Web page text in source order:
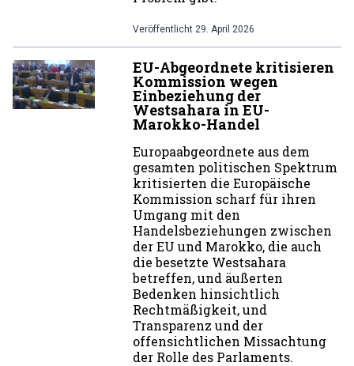
Veröffentlicht 29. April 2026
EU-Abgeordnete kritisieren
Kommission wegen
Einbeziehung der
Westsahara in EU-
Marokko-Handel
Europaabgeordnete aus dem
gesamten politischen Spektrum
kritisierten die Europäische
Kommission scharf für ihren
Umgang mit den
Handelsbeziehungen zwischen
der EU und Marokko, die auch
die besetzte Westsahara
betreffen, und äußerten
Bedenken hinsichtlich
Rechtmäßigkeit, und
Transparenz und der
offensichtlichen Missachtung
der Rolle des Parlaments.